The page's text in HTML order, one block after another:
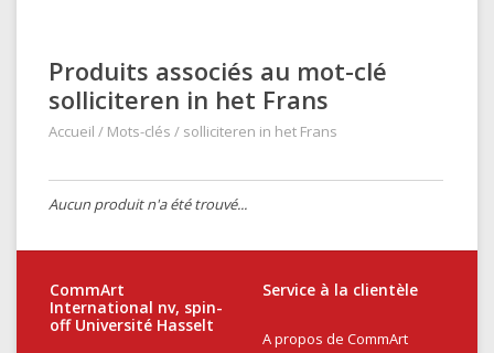
Produits associés au mot-clé
solliciteren in het Frans
Accueil / Mots-clés / solliciteren in het Frans
Aucun produit n'a été trouvé...
CommArt
International nv, spin-
off Université Hasselt
Service à la clientèle
A propos de CommArt